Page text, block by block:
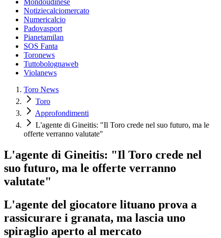
Mondoudinese
Notiziecalciomercato
Numericalcio
Padovasport
Pianetamilan
SOS Fanta
Toronews
Tuttobolognaweb
Violanews
Toro News
Toro
Approfondimenti
L'agente di Gineitis: "Il Toro crede nel suo futuro, ma le
offerte verranno valutate"
L'agente di Gineitis: "Il Toro crede nel
suo futuro, ma le offerte verranno
valutate"
L'agente del giocatore lituano prova a
rassicurare i granata, ma lascia uno
spiraglio aperto al mercato